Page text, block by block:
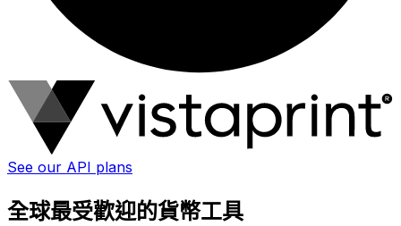
See our API plans
全球最受歡迎的貨幣工具